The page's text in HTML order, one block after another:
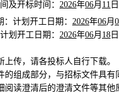
及开标时间： 2026年06月 11 日
：计划开工日期： 2026年06月
计划开工日期： 2026年06月 18 日
传，请各投标人自行下载。
的组成部分，与招标文件具
阅读澄清后的澄清文件等其